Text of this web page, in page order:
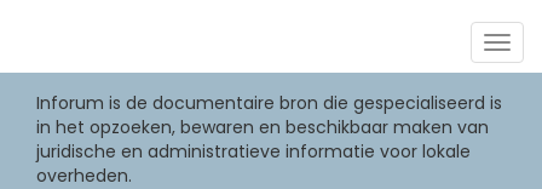
Inforum is de documentaire bron die gespecialiseerd is
in het opzoeken, bewaren en beschikbaar maken van
juridische en administratieve informatie voor lokale
overheden.